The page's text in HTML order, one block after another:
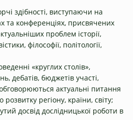
здібності, виступаючи на
та конференціях, присвячених
проблем історії,
філософії, політології,
«круглих столів»,
дебатів, бюджетів участі,
актуальні питання
розвитку регіону, країни, світу;
досвід дослідницької роботи в